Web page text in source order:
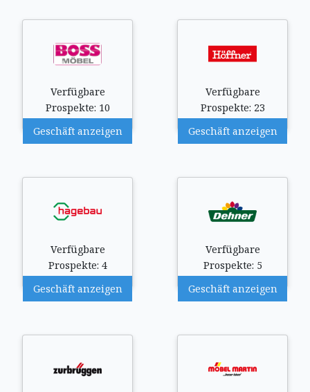
Verfügbare
Prospekte: 10
Geschäft anzeigen
Verfügbare
Prospekte: 23
Geschäft anzeigen
Verfügbare
Prospekte: 4
Geschäft anzeigen
Verfügbare
Prospekte: 5
Geschäft anzeigen